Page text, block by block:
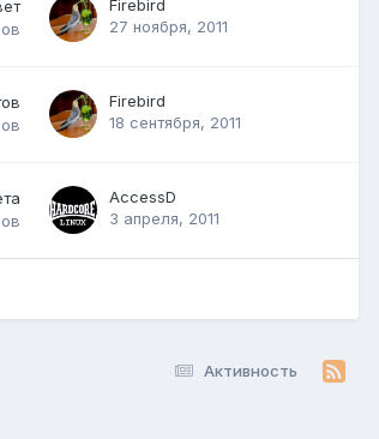
Firebird
27 ноября, 2011
Firebird
18 сентября, 2011
AccessD
3 апреля, 2011
Активность